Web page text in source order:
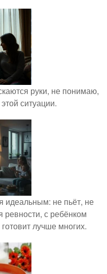
руки, не понимаю,
ситуации.
идеальным: не пьёт, не
ревности, с ребёнком
лучше многих.